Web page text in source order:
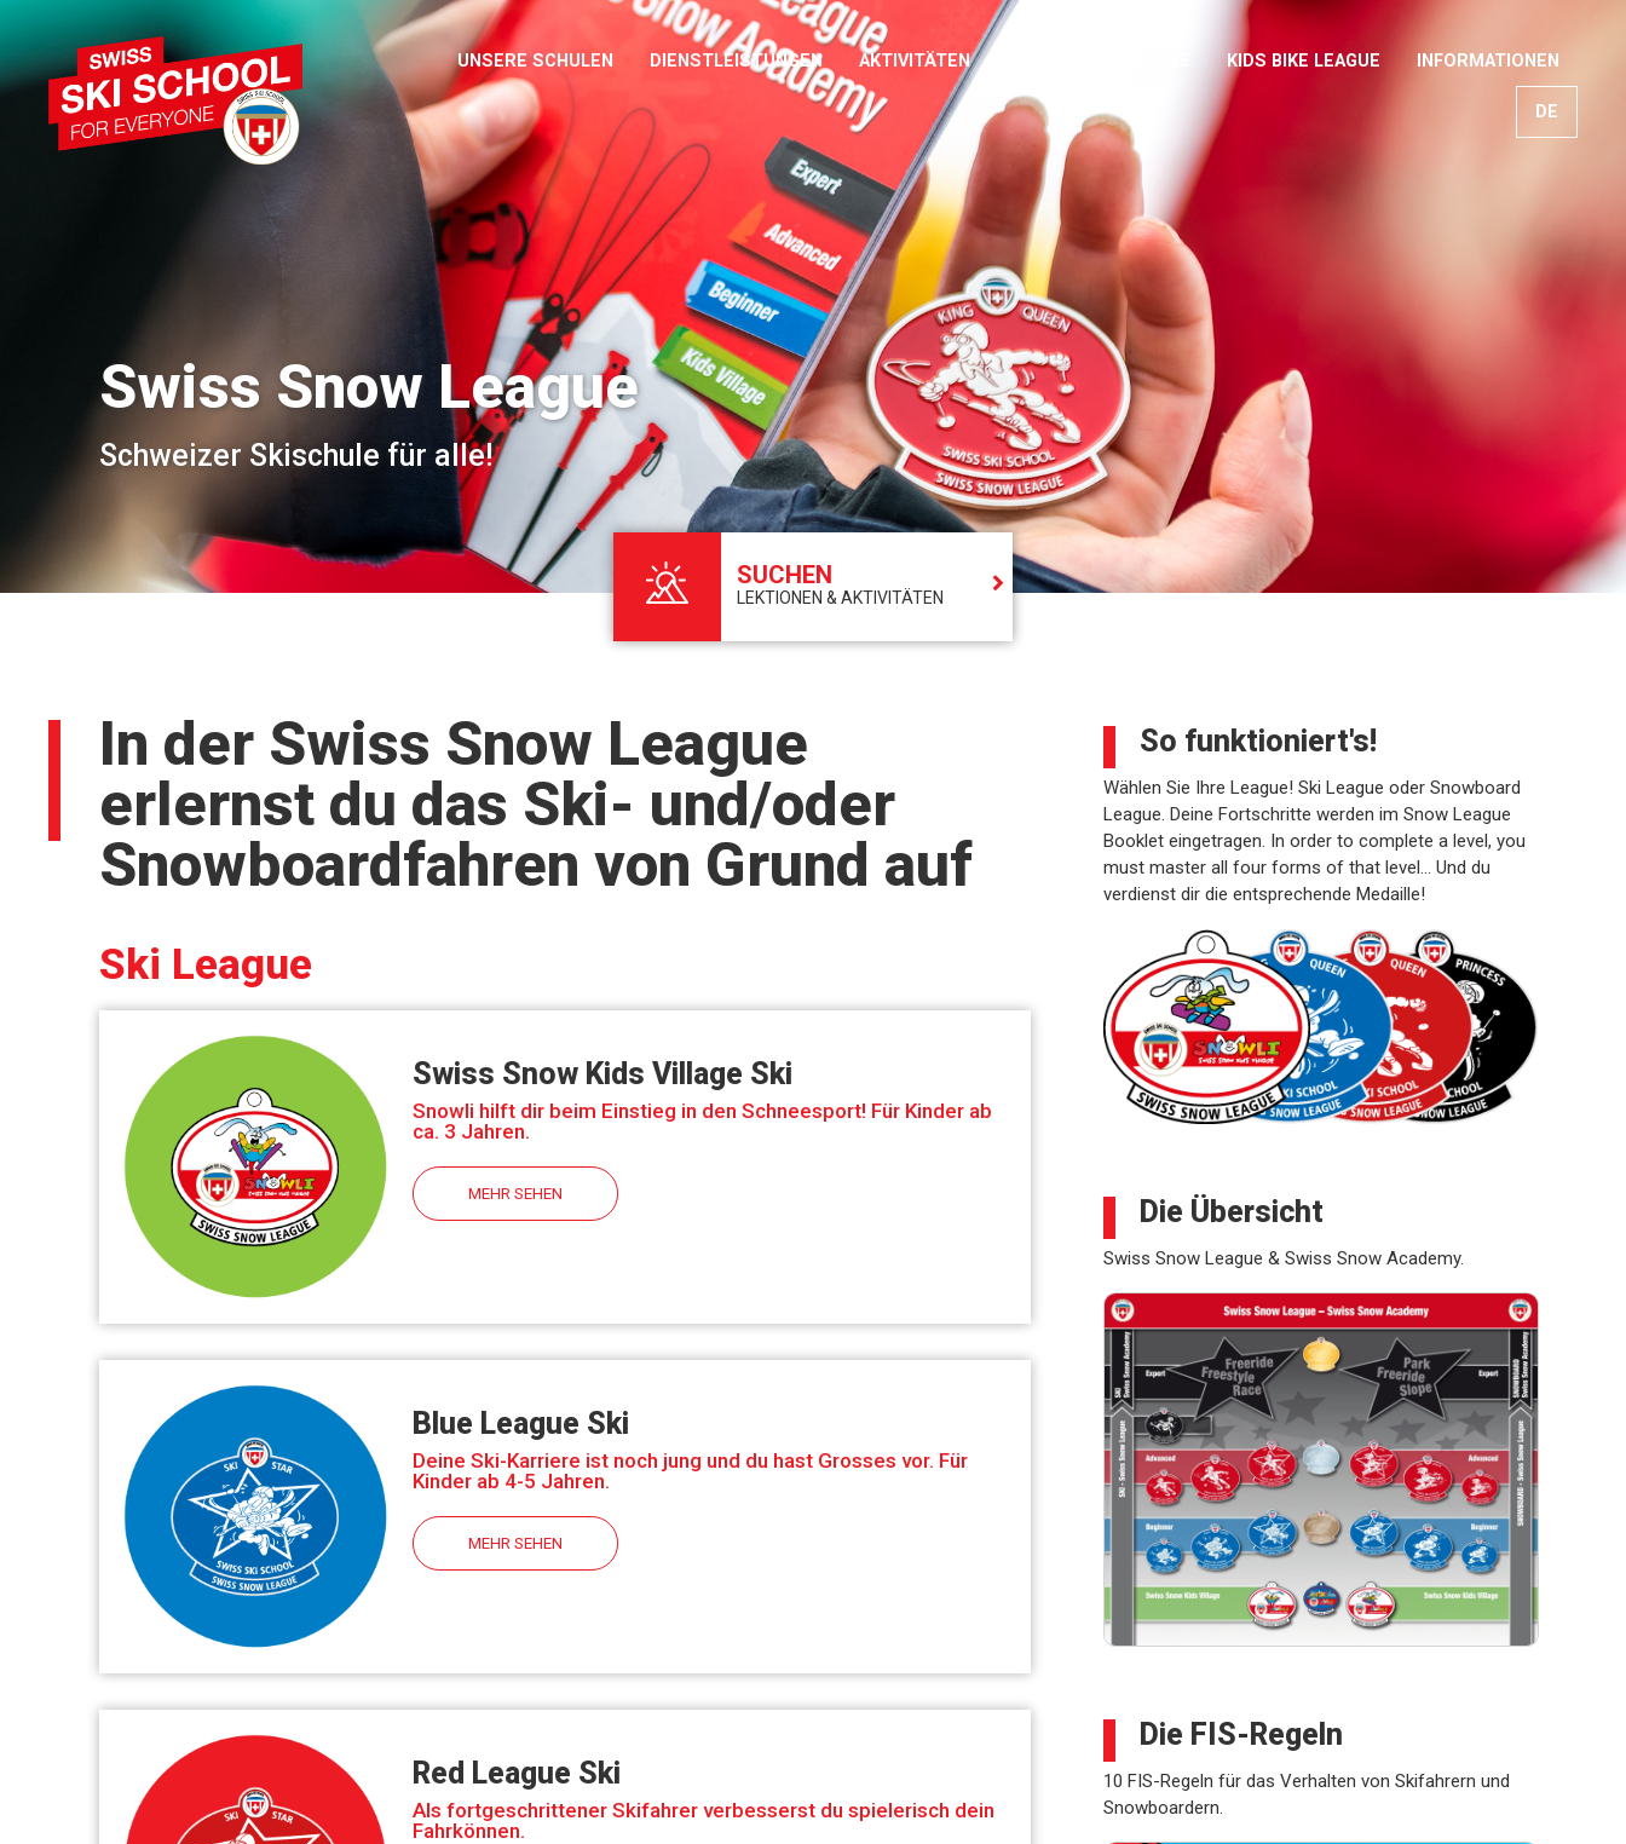
UNSERE SCHULEN DIENSTLEISTUNGEN AKTIVITÄTEN KIDS BIKE LEAGUE INFORMATIONEN
DE
Swiss Snow League
Schweizer Skischule für alle!
SUCHEN
LEKTIONEN & AKTIVITÄTEN
In der Swiss Snow League
erlernst du das Ski- und/oder
Snowboardfahren von Grund auf
Ski League
Swiss Snow Kids Village Ski
Snowli hilft dir beim Einstieg in den Schneesport! Für Kinder ab
ca. 3 Jahren.
MEHR SEHEN
Blue League Ski
Deine Ski-Karriere ist noch jung und du hast Grosses vor. Für
Kinder ab 4-5 Jahren.
MEHR SEHEN
Red League Ski
Als fortgeschrittener Skifahrer verbesserst du spielerisch dein
Fahrkönnen.
So funktioniert's!
Wählen Sie Ihre League! Ski League oder Snowboard
League. Deine Fortschritte werden im Snow League
Booklet eingetragen. In order to complete a level, you
must master all four forms of that level… Und du
verdienst dir die entsprechende Medaille!
Die Übersicht
Swiss Snow League & Swiss Snow Academy.
Die FIS-Regeln
10 FIS-Regeln für das Verhalten von Skifahrern und
Snowboardern.